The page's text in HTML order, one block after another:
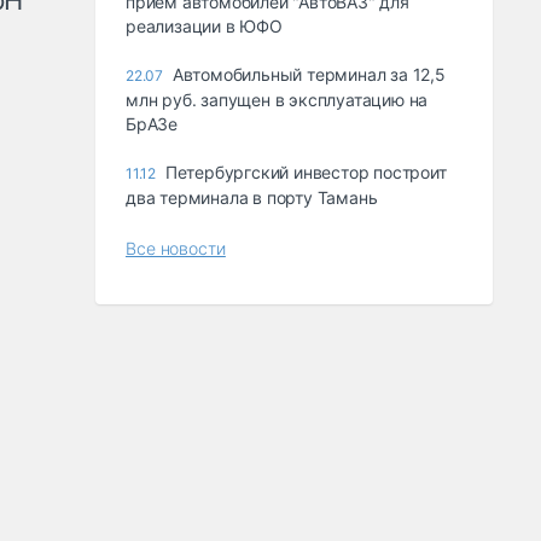
реализации в ЮФО
22.07
Автомобильный терминал за 12,5
млн руб. запущен в эксплуатацию на
БрАЗе
11.12 Петербургский инвестор построит
два терминала в порту Тамань
Все новости